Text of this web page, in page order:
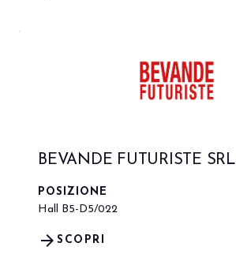
BEVANDE FUTURISTE SRL
POSIZIONE
Hall B5-D5/022
SCOPRI
arrow_forward